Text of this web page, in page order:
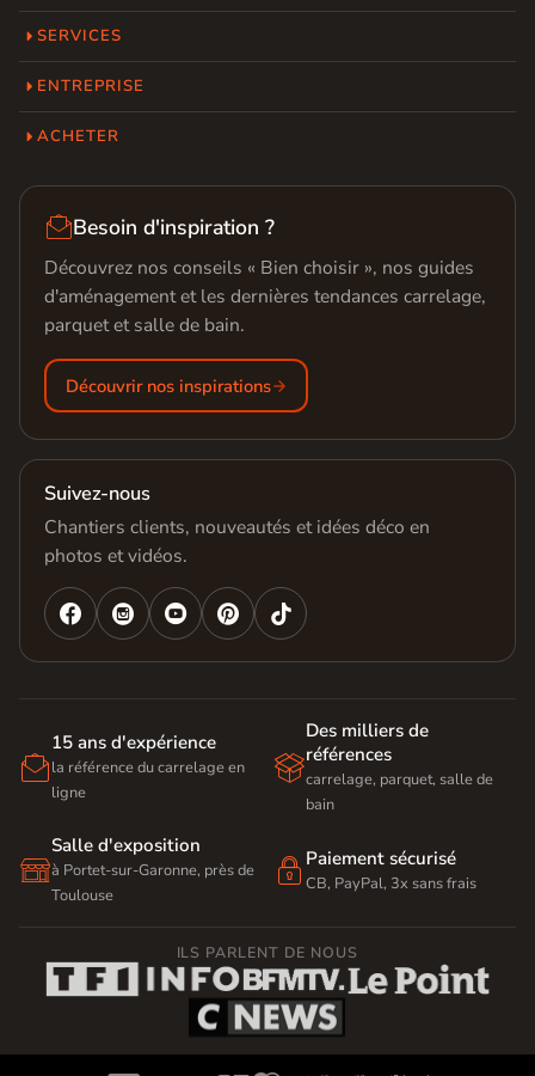
SERVICES
ENTREPRISE
ACHETER
Besoin d'inspiration ?
Découvrez nos conseils « Bien choisir », nos guides
d'aménagement et les dernières tendances carrelage,
parquet et salle de bain.
Découvrir nos inspirations
Suivez-nous
Chantiers clients, nouveautés et idées déco en
photos et vidéos.
   

15 ans d'expérience
la référence du carrelage en
ligne

Des milliers de
références
carrelage, parquet, salle de
bain

Salle d'exposition
à Portet-sur-Garonne, près de
Toulouse
 Paiement sécurisé
CB, PayPal, 3x sans frais
ILS PARLENT DE NOUS